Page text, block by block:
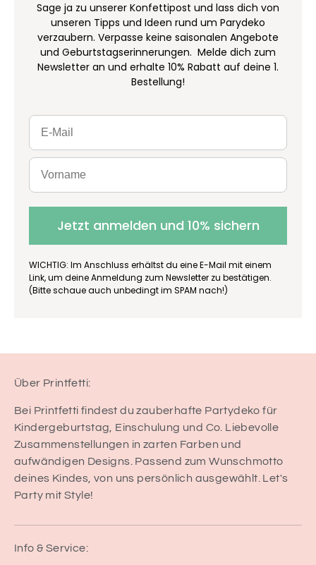
Sage ja zu unserer Konfettipost und lass dich von
unseren Tipps und Ideen rund um Parydeko
verzaubern. Verpasse keine saisonalen Angebote
und Geburtstagserinnerungen. Melde dich zum
Newsletter an und erhalte 10% Rabatt auf deine 1.
Bestellung!
Jetzt anmelden und 10% sichern
WICHTIG: Im Anschluss erhältst du eine E-Mail mit einem
Link, um deine Anmeldung zum Newsletter zu bestätigen.
(Bitte schaue auch unbedingt im SPAM nach!)
Über Printfetti:
Bei Printfetti findest du zauberhafte Partydeko für
Kindergeburtstag, Einschulung und Co. Liebevolle
Zusammenstellungen in zarten Farben und
aufwändigen Designs. Passend zum Wunschmotto
deines Kindes, von uns persönlich ausgewählt. Let's
Party mit Style!
Info & Service: